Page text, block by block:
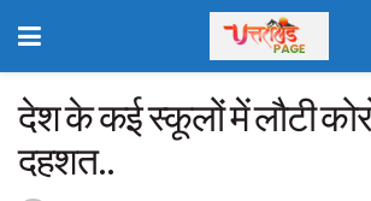
देश के कई स्कूलों में लौटी
दहशत..